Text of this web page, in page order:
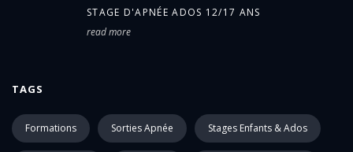
STAGE D'APNÉE ADOS 12/17 ANS
read more
TAGS
Formations Sorties Apnée Stages Enfants & Ados